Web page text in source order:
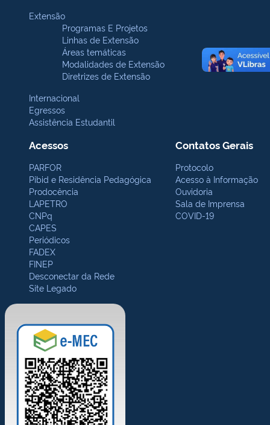
Extensão
Programas E Projetos
Linhas de Extensão
Áreas temáticas
Modalidades de Extensão
Diretrizes de Extensão
Internacional
Egressos
Assistência Estudantil
Acessos
PARFOR
Pibid e Residência Pedagógica
Prodocência
LAPETRO
CNPq
CAPES
Periódicos
FADEX
FINEP
Desconectar da Rede
Site Legado
Contatos Gerais
Protocolo
Acesso à Informação
Ouvidoria
Sala de Imprensa
COVID-19